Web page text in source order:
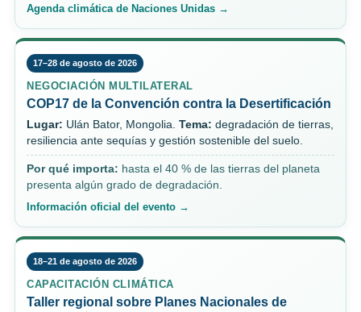
Agenda climática de Naciones Unidas →
17–28 de agosto de 2026
NEGOCIACIÓN MULTILATERAL
COP17 de la Convención contra la Desertificación
Lugar: Ulán Bator, Mongolia. Tema: degradación de tierras,
resiliencia ante sequías y gestión sostenible del suelo.
Por qué importa: hasta el 40 % de las tierras del planeta
presenta algún grado de degradación.
Información oficial del evento →
18–21 de agosto de 2026
CAPACITACIÓN CLIMÁTICA
Taller regional sobre Planes Nacionales de